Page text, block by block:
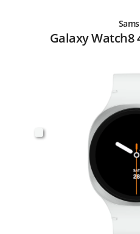
Galaxy Watch8